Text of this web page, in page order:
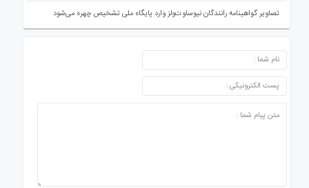
تصاویر گواهینامه رانندگان نیوساوت‌ولز وارد پایگاه ملی تشخیص چهره می‌شود
ارسال دیدگاه